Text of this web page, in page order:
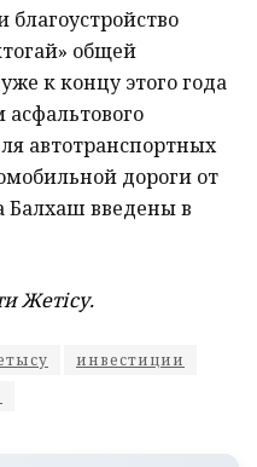
благоустройство
общей
к концу этого года
автотранспортных
дороги от
Балхаш введены в
Жетісу.
инвестиции